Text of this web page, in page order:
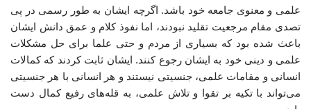
علمی و معنوی جامعه خود باشد. اگرچه ایشان به طور رسمی در پی
تصدی مقام مرجعیت تقلید نبودند، اما نفوذ کلام و عمق دانش ایشان
باعث شده بود که بسیاری از مردم و حتی علما برای حل مشکلات
علمی و دینی خود به ایشان رجوع کنند. ایشان ثابت کردند که کمالات
انسانی و مقامات علمی، جنسیتی نیستند و هر انسانی با هر جنسیتی
می‌تواند با تکیه بر تقوا و تلاش علمی، به قله‌های رفیع کمال دست